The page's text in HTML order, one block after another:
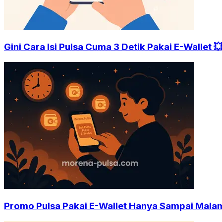
Gini Cara Isi Pulsa Cuma 3 Detik Pakai E-Wallet
Promo Pulsa Pakai E-Wallet Hanya Sampai